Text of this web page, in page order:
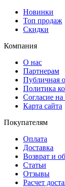
Новинки
Топ продаж
Скидки
Компания
О нас
Партнерам
Публичная
Политика
Согласие
Карта сайта
Покупателям
Оплата
Доставка
Возврат и
Статьи
Отзывы
Расчет